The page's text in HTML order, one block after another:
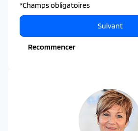
*Champs obligatoires
Recommencer
Suivant